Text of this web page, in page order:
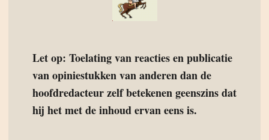
Let op: Toelating van reacties en publicatie
van opiniestukken van anderen dan de
hoofdredacteur zelf betekenen geenszins dat
hij het met de inhoud ervan eens is.